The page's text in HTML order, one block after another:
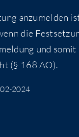
anzu­mel­den
die
und
(§ 168 AO).
2024